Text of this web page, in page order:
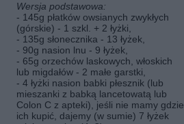
Wersja podstawowa:
- 145g płatków owsianych zwykłych
(górskie) - 1 szkl. + 2 łyżki,
- 135g słonecznika - 13 łyżek,
- 90g nasion lnu - 9 łyżek,
- 65g orzechów laskowych, włoskich
lub migdałów - 2 małe garstki,
- 4 łyżki nasion babki płesznik (lub
mieszanki z babką lancetowatą lub
Colon C z apteki), jeśli nie mamy gdzie
ich kupić, dajemy (w sumie) 7 łyżek